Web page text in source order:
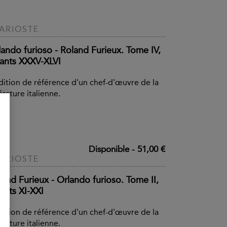
furioso - Roland Furieux. Tome IV,
XXXV-XLVI
de référence d'un chef-d'œuvre de la
italienne.
Disponible- 51,00 €
Furieux - Orlando furioso. Tome II,
XI-XXI
de référence d'un chef-d'œuvre de la
italienne.